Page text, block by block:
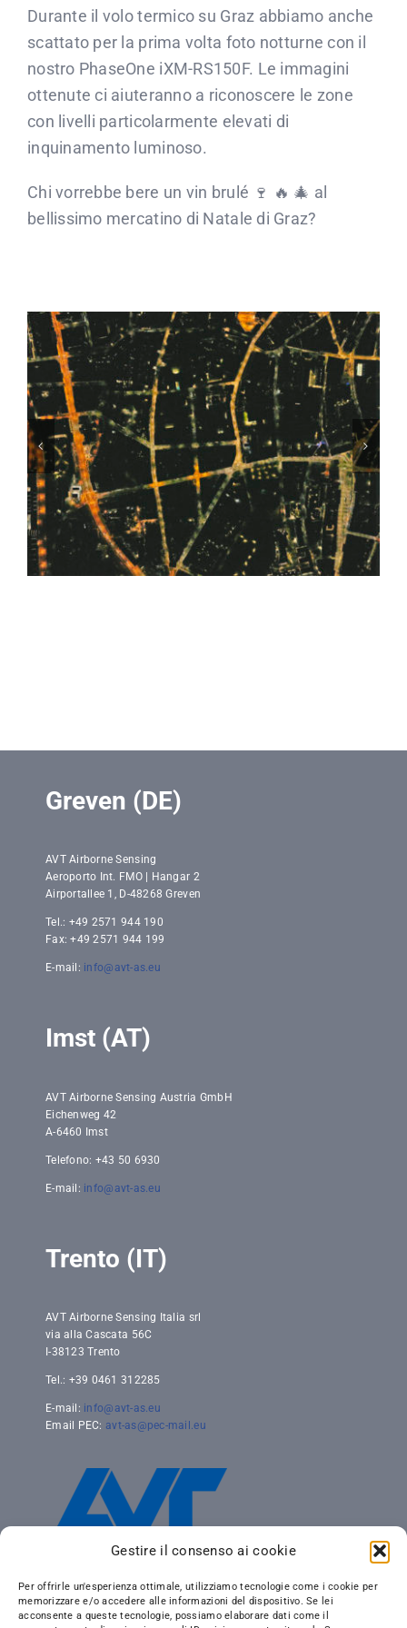
Gestire il consenso ai cookie
Per offrirle un'esperienza ottimale, utilizziamo tecnologie come i cookie per
memorizzare e/o accedere alle informazioni del dispositivo. Se lei
acconsente a queste tecnologie, possiamo elaborare dati come il
Durante il volo termico su Graz abbiamo anche
scattato per la prima volta foto notturne con il
nostro PhaseOne iXM-RS150F. Le immagini
ottenute ci aiuteranno a riconoscere le zone
con livelli particolarmente elevati di
inquinamento luminoso.
Chi vorrebbe bere un vin brulé 🍷 🔥 🎄 al
bellissimo mercatino di Natale di Graz?
Greven (DE)
AVT Airborne Sensing
Aeroporto Int. FMO | Hangar 2
Airportallee 1, D-48268 Greven
Tel.: +49 2571 944 190
Fax: +49 2571 944 199
E-mail: info@avt-as.eu
Imst (AT)
AVT Airborne Sensing Austria GmbH
Eichenweg 42
A-6460 Imst
Telefono: +43 50 6930
E-mail: info@avt-as.eu
Trento (IT)
AVT Airborne Sensing Italia srl
via alla Cascata 56C
I-38123 Trento
Tel.: +39 0461 312285
E-mail: info@avt-as.eu
Email PEC: avt-as@pec-mail.eu